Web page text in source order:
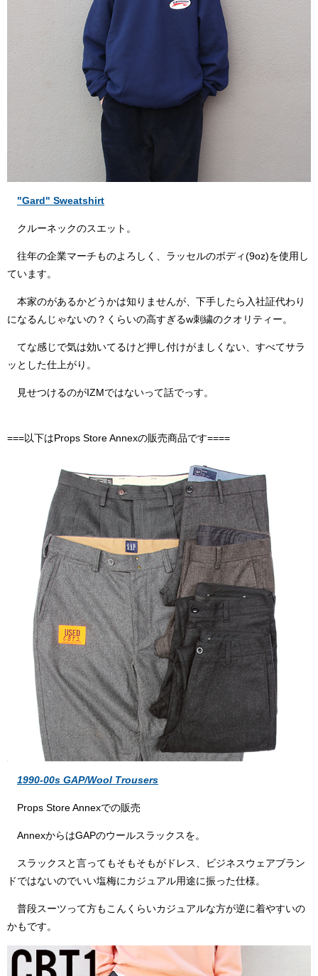
"Gard" Sweatshirt
クルーネックのスエット。
往年の企業マーチものよろしく、ラッセルのボディ(9oz)を使用し
ています。
本家のがあるかどうかは知りませんが、下手したら入社証代わり
になるんじゃないの？くらいの高すぎるw刺繍のクオリティー。
てな感じで気は効いてるけど押し付けがましくない、すべてサラ
ッとした仕上がり。
見せつけるのがIZMではないって話でっす。
===以下はProps Store Annexの販売商品です====
1990-00s GAP/Wool Trousers
Props Store Annexでの販売
AnnexからはGAPのウールスラックスを。
スラックスと言ってもそもそもがドレス、ビジネスウェアブラン
ドではないのでいい塩梅にカジュアル用途に振った仕様。
普段スーツって方もこんくらいカジュアルな方が逆に着やすいの
かもです。